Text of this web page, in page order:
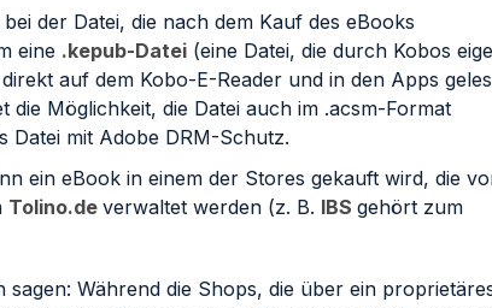
der Datei, die nach dem Kauf des eBooks
eine .kepub-Datei(eine Datei, die durch Kobos
auf dem Kobo-E-Reader und in den Apps
die Möglichkeit, die Datei auch im .acsm-Format
Datei mit Adobe DRM-Schutz.
ein eBook in einem der Stores gekauft wird, die
Tolino.de verwaltet werden (z. B. IBS gehört zum
sagen: Während die Shops, die über ein